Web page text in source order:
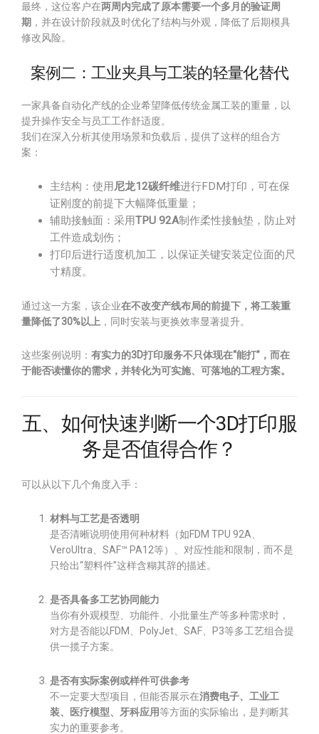
最终，这位客户在两周内完成了原本需要一个多月的验证周
期 ，并在设计阶段就及时优化了结构与外观，降低了后期模具
修改风险。
案例二：工业夹具与工装的轻量化替代
一家具备自动化产线的企业希望降低传统金属工装的重量，以
提升操作安全与员工工作舒适度。
我们在深入分析其使用场景和负载后，提供了这样的组合方
案：
主结构：使用尼龙12碳纤维进行FDM打印，可在保
证刚度的前提下大幅降低重量；
辅助接触面：采用TPU 92A制作柔性接触垫，防止对
工件造成划伤；
打印后进行适度机加工，以保证关键安装定位面的尺
寸精度。
通过这一方案，该企业在不改变产线布局的前提下，将工装重
量降低了30%以上 ，同时安装与更换效率显著提升。
这些案例说明： 有实力的3D打印服务不只体现在“能打”，而在
于能否读懂你的需求，并转化为可实施、可落地的工程方案。
五、如何快速判断一个3D打印服
务是否值得合作？
可以从以下几个角度入手：
材料与工艺是否透明
是否清晰说明使用何种材料（如FDM TPU 92A、
VeroUltra、SAF™ PA12等）、对应性能和限制，而不是
只给出“塑料件”这样含糊其辞的描述。
是否具备多工艺协同能力
当你有外观模型、功能件、小批量生产等多种需求时，
对方是否能以FDM、PolyJet、SAF、P3等多工艺组合提
供一揽子方案。
是否有实际案例或样件可供参考
不一定要大型项目，但能否展示在消费电子、工业工
装、医疗模型、牙科应用等方面的实际输出，是判断其
实力的重要参考。